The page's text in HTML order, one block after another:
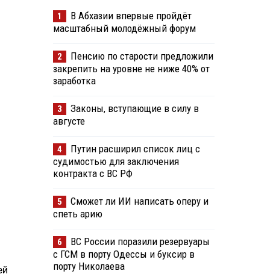
1
В Абхазии впервые пройдёт
масштабный молодёжный форум
2
Пенсию по старости предложили
закрепить на уровне не ниже 40% от
заработка
3
Законы, вступающие в силу в
августе
4
Путин расширил список лиц с
судимостью для заключения
контракта с ВС РФ
5
Сможет ли ИИ написать оперу и
спеть арию
6
ВС России поразили резервуары
с ГСМ в порту Одессы и буксир в
порту Николаева